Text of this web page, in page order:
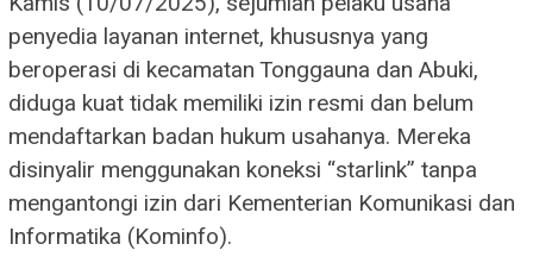
penyedia layanan internet, khususnya yang
beroperasi di kecamatan Tonggauna dan Abuki,
diduga kuat tidak memiliki izin resmi dan belum
mendaftarkan badan hukum usahanya. Mereka
disinyalir menggunakan koneksi “starlink” tanpa
mengantongi izin dari Kementerian Komunikasi dan
Informatika (Kominfo).